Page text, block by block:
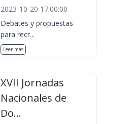
2023-10-20 17:00:00
Debates y propuestas
para recr...
Leer más
XVII Jornadas
Nacionales de
Do...